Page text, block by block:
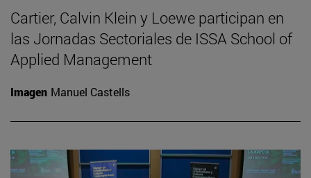
Cartier, Calvin Klein y Loewe participan en
las Jornadas Sectoriales de ISSA School of
Applied Management
Imagen Manuel Castells